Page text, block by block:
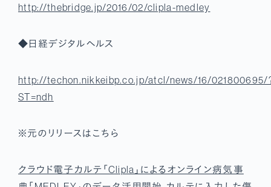
http://thebridge.jp/2016/02/clipla-medley
◆日経デジタルヘルス
http://techon.nikkeibp.co.jp/atcl/news/16/021800695/
ST=ndh
※元のリリースはこちら
クラウド電子カルテ「Clipla」によるオンライン病気事